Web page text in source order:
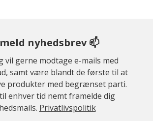
nyhedsbrev 📫
vil gerne modtage e-mails med
samt være blandt de første til at
produkter med begrænset parti.
enhver tid nemt framelde dig
Privatlivspolitik